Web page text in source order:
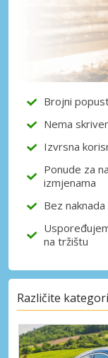
Brojni
Nema
Izvrsna
Ponude za
izmjenama
Bez
na tržištu
Različite